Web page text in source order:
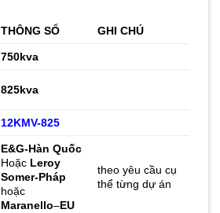
THÔNG SỐ GHI CHÚ
750kva
825kva
12KMV-825
E&G-Hàn Quốc
Hoặc Leroy
Somer-Pháp
hoặc
Maranello–EU
theo yêu cầu cụ
thể từng dự án